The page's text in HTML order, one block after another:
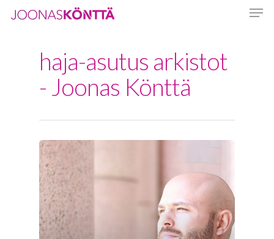
Hit enter to search or ESC to close
haja-asutus arkistot
- Joonas Könttä